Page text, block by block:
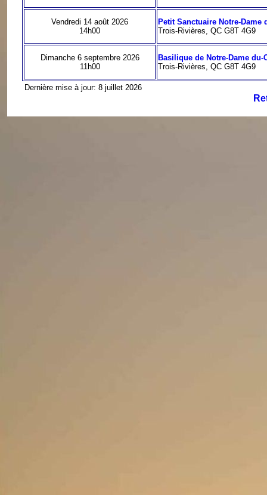
Vendredi 14 août 2026
14h00
Petit Sanctuaire Notre-Dame
Trois-Rivières, QC G8T 4G9
Dimanche 6 septembre 2026
11h00
Basilique de Notre-Dame du-
Trois-Rivières, QC G8T 4G9
Dernière mise à jour: 8 juillet 2026